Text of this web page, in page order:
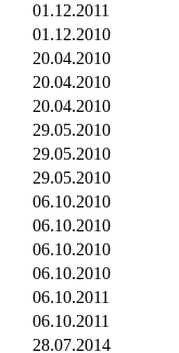
01.12.2011
01.12.2010
20.04.2010
20.04.2010
20.04.2010
29.05.2010
29.05.2010
29.05.2010
06.10.2010
06.10.2010
06.10.2010
06.10.2010
06.10.2011
06.10.2011
28.07.2014